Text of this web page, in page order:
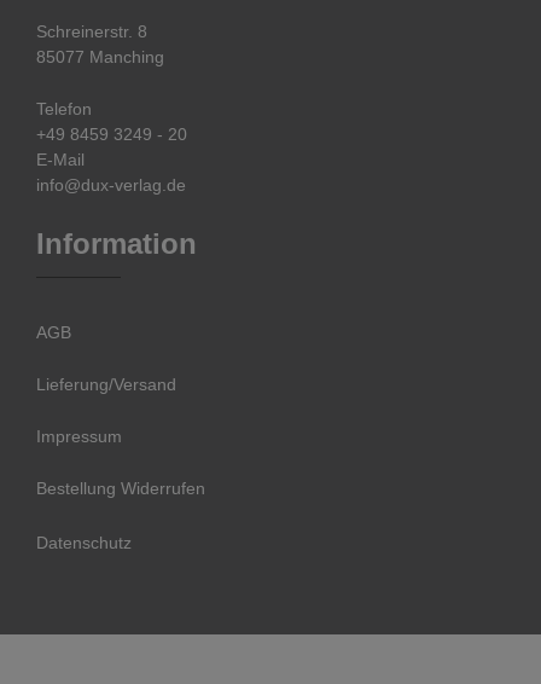
Schreinerstr. 8
85077 Manching
Telefon
+49 8459 3249 - 20
E-Mail
info@dux-verlag.de
Information
AGB
Lieferung/Versand
Impressum
Bestellung Widerrufen
Datenschutz